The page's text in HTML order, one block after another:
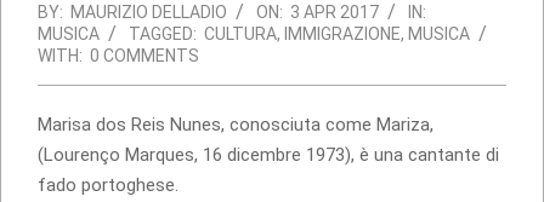
BY: MAURIZIO DELLADIO ON: 3 APR 2017
IN:
MUSICA
TAGGED: CULTURA, IMMIGRAZIONE, MUSICA
WITH: 0 COMMENTS
Marisa dos Reis Nunes, conosciuta come Mariza,
(Lourenço Marques, 16 dicembre 1973), è una cantante di
fado portoghese.